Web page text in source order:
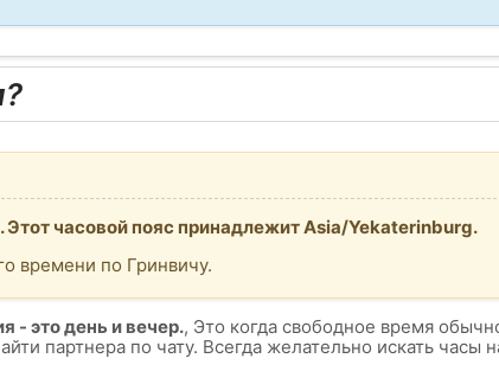
часовой пояс принадлежит Asia/Yekaterinburg.
времени по Гринвичу.
- это день и вечер., Это когда свободное время
партнера по чату. Всегда желательно искать часы